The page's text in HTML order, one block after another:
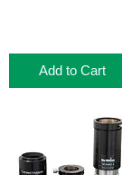
Add to Cart